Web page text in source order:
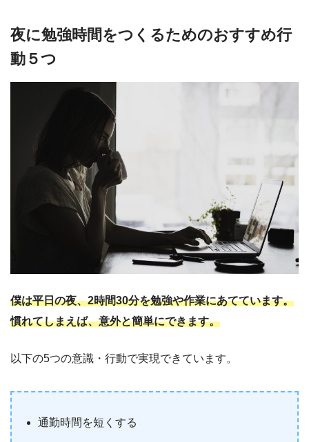
夜に勉強時間をつくるためのおすすめ行
動５つ
僕は平日の夜、2時間30分を勉強や作業にあてています。
慣れてしまえば、意外と簡単にできます。
以下の5つの意識・行動で実現できています。
通勤時間を短くする